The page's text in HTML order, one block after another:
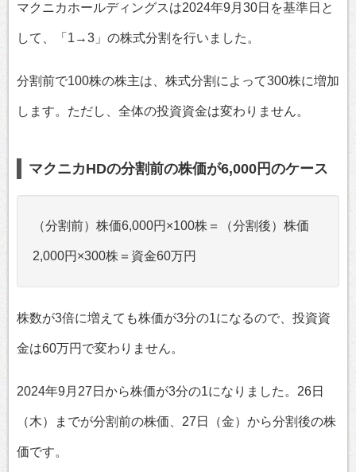
マクニカホールディングスは2024年9月30日を基準日と
して、「1→3」の株式分割を行いました。
分割前で100株の株主は、株式分割によって300株に増加
します。ただし、全体の投資資金は変わりません。
マクニカHDの分割前の株価が6,000円のケース
（分割前）株価6,000円×100株＝（分割後）株価
2,000円×300株＝資金60万円
株数が3倍に増えても株価が3分の1になるので、投資資
金は60万円で変わりません。
2024年9月27日から株価が3分の1になりました。26日
（木）までが分割前の株価、27日（金）から分割後の株
価です。